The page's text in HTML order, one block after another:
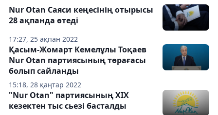
17:27, 25 ақпан 2022
Nur Otan Саяси кеңесінің отырысы
28 ақпанда өтеді
15:18, 28 қаңтар 2022
Қасым-Жомарт Кемелұлы Тоқаев
Nur Otan партиясының төрағасы
болып сайланды
"Nur Otan" партиясының XIX
кезектен тыс сьезі басталды